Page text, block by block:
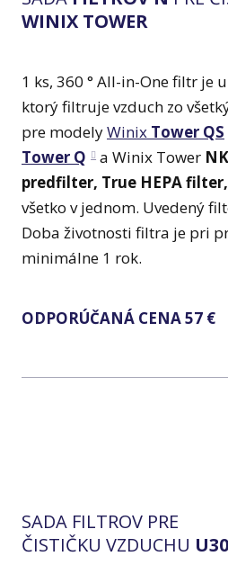
WINIX TOWER
1 ks, 360 ° All-in-One filtr je
ktorý filtruje vzduch zo
pre modelyWinix Tower QS
Tower Q
a Winix Tower
predfilter, True HEPA
všetko v jednom. Uvedený
Doba životnosti filtra je pri
minimálne 1 rok.
ODPORÚČANÁ CENA 57 €
SADA FILTROV PRE
ČISTIČKU VZDUCHU